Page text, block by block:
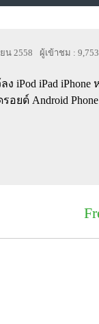
น 2558 ผู้เข้าชม : 9,753
ง iPod iPad
อยด์ Android